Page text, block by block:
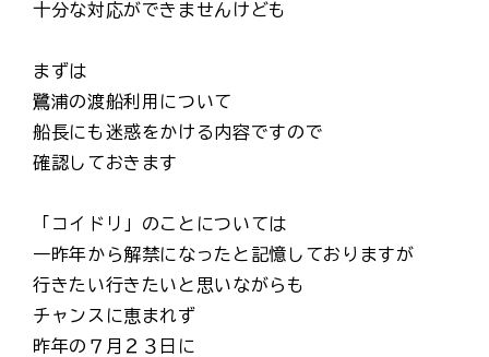
十分な対応ができませんけども
まずは
鷺浦の渡船利用について
船長にも迷惑をかける内容ですので
確認しておきます
「コイドリ」のことについては
一昨年から解禁になったと記憶しておりますが
行きたい行きたいと思いながらも
チャンスに恵まれず
昨年の７月２３日に